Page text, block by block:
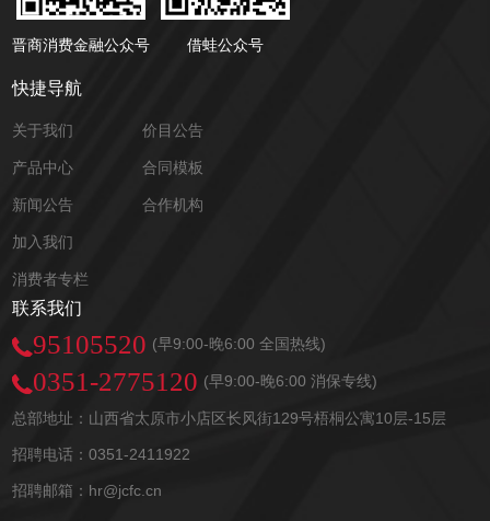
晋商消费金融公众号 借蛙公众号
快捷导航
关于我们
产品中心
新闻公告
加入我们
消费者专栏
价目公告
合同模板
合作机构
联系我们
95105520 (早9:00-晚6:00 全国热线)
0351-2775120 (早9:00-晚6:00 消保专线)
总部地址：山西省太原市小店区长风街129号梧桐公寓10层-15层
招聘电话：0351-2411922
招聘邮箱：hr@jcfc.cn